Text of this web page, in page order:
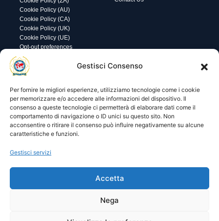
Gestisci Consenso
Per fornire le migliori esperienze, utilizziamo tecnologie come i cookie
per memorizzare e/o accedere alle informazioni del dispositivo. Il
consenso a queste tecnologie ci permetterà di elaborare dati come il
comportamento di navigazione o ID unici su questo sito. Non
acconsentire o ritirare il consenso può influire negativamente su alcune
caratteristiche e funzioni.
Gestisci servizi
Accetta
Nega
Cookie Policy (AU)
Cookie Policy (CA)
Cookie Policy (UK)
Cookie Policy (UE)
Opt-out preferences
Utility
Visite di oggi: 27
Visite totali: 13613
Area gestione